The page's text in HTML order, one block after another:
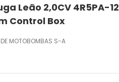
Leão 2,0CV 4R5PA-12
Control Box
DE MOTOBOMBAS S-A